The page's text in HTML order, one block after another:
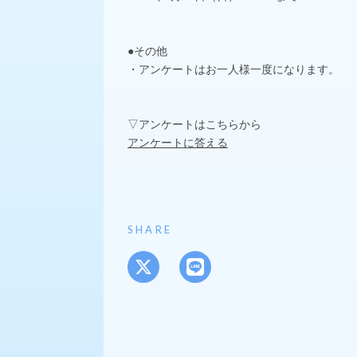
●その他
・アンケートはお一人様一度になります。
▽アンケートはこちらから
アンケートに答える
SHARE